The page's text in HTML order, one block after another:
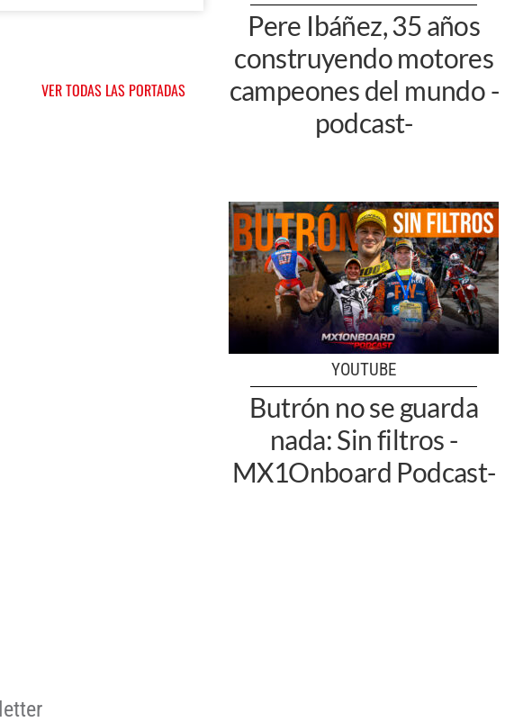
VER TODAS LAS PORTADAS
Pere Ibáñez, 35 años
construyendo motores
campeones del mundo -
podcast-
YOUTUBE
Butrón no se guarda
nada: Sin filtros -
MX1Onboard Podcast-